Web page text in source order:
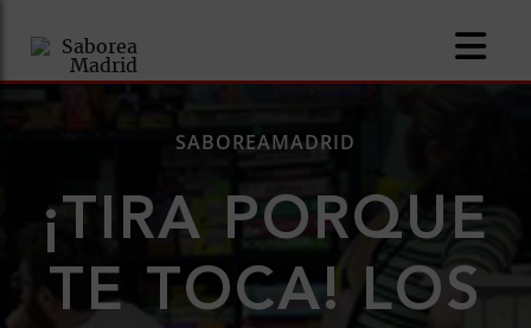
SABOREAMADRID
¡TIRA PORQUE
TE TOCA! LOS